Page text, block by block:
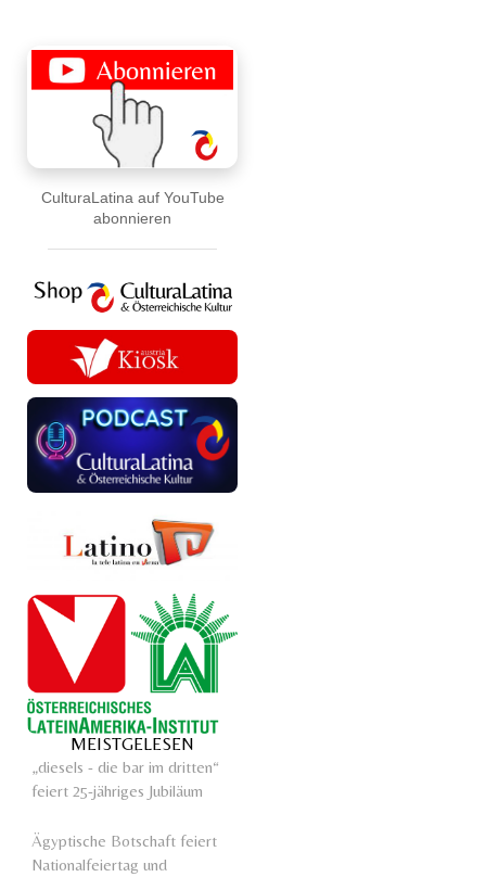
CulturaLatina auf YouTube
abonnieren
MEISTGELESEN
„diesels - die bar im dritten“
feiert 25-jähriges Jubiläum
Ägyptische Botschaft feiert
Nationalfeiertag und